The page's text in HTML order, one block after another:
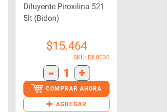
Diluyente Piroxilina 521
5lt (bidon)
$15.464
SKU: DIL0030
- 1 +
COMPRAR AHORA
+ AGREGAR